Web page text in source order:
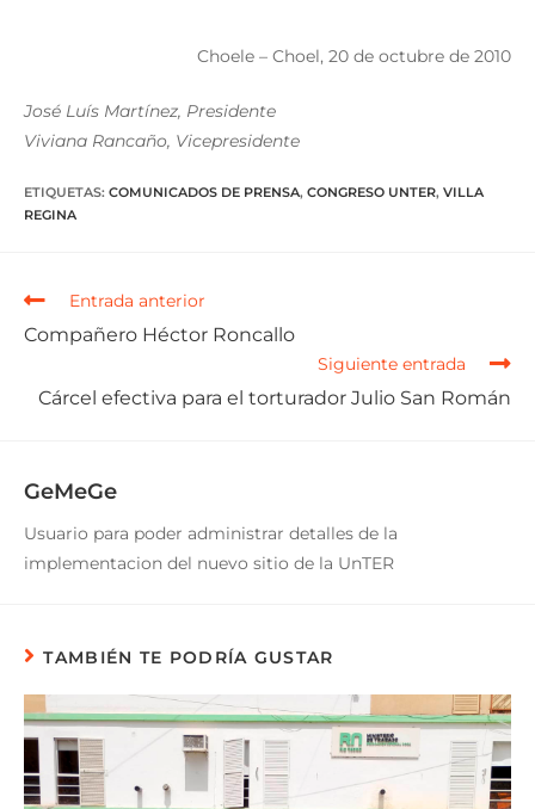
Choele – Choel, 20 de octubre de 2010
José Luís Martínez, Presidente
Viviana Rancaño, Vicepresidente
ETIQUETAS: COMUNICADOS DE PRENSA, CONGRESO UNTER, VILLA
REGINA
Entrada anterior
Compañero Héctor Roncallo
Siguiente entrada
Cárcel efectiva para el torturador Julio San Román
GeMeGe
Usuario para poder administrar detalles de la
implementacion del nuevo sitio de la UnTER
TAMBIÉN TE PODRÍA GUSTAR